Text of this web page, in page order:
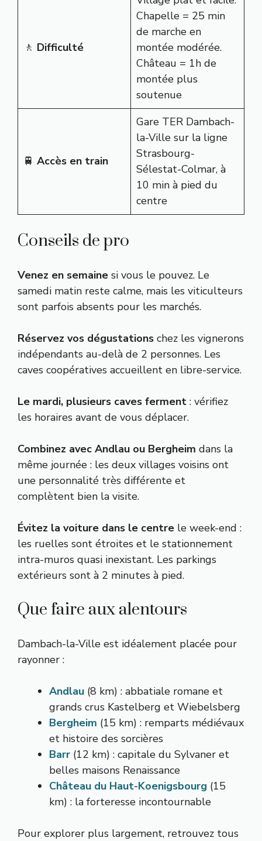
🚶 Difficulté
Chapelle = 25 min
de marche en
montée modérée.
Château = 1h de
montée plus
soutenue
🚆 Accès en train
Gare TER Dambach-
la-Ville sur la ligne
Strasbourg-
Sélestat-Colmar, à
10 min à pied du
centre
Conseils de pro
Venez en semaine si vous le pouvez. Le
samedi matin reste calme, mais les viticulteurs
sont parfois absents pour les marchés.
Réservez vos dégustations chez les vignerons
indépendants au-delà de 2 personnes. Les
caves coopératives accueillent en libre-service.
Le mardi, plusieurs caves ferment : vérifiez
les horaires avant de vous déplacer.
Combinez avec Andlau ou Bergheim dans la
même journée : les deux villages voisins ont
une personnalité très différente et
complètent bien la visite.
Évitez la voiture dans le centre le week-end :
les ruelles sont étroites et le stationnement
intra-muros quasi inexistant. Les parkings
extérieurs sont à 2 minutes à pied.
Que faire aux alentours
Dambach-la-Ville est idéalement placée pour
rayonner :
Andlau (8 km) : abbatiale romane et
grands crus Kastelberg et Wiebelsberg
Bergheim (15 km) : remparts médiévaux
et histoire des sorcières
Barr (12 km) : capitale du Sylvaner et
belles maisons Renaissance
Château du Haut-Koenigsbourg (15
km) : la forteresse incontournable
Pour explorer plus largement, retrouvez tous